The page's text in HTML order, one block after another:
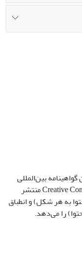
بین‌المللی
Creative Commons Attribution 4.0 International License منتشر
به هر شکل) و انطباق
را می‌دهد.